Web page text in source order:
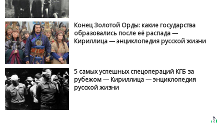
Конец Золотой Орды: какие государства
образовались после её распада —
Кириллица — энциклопедия русской жизни
5 самых успешных спецопераций КГБ за
рубежом — Кириллица — энциклопедия
русской жизни